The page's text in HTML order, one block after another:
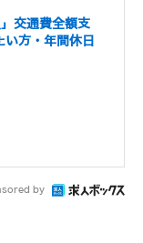
交通費全額支
方・年間休日
by